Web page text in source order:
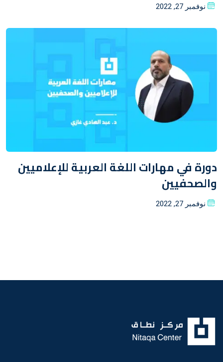
Posted
نوفمبر 27, 2022
دورة في مهارات اللغة العربية للإعلاميين
والصحفيين
Posted
نوفمبر 27, 2022